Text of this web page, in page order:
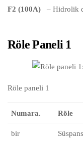
F2 (100A) – Hidrolik
Röle Paneli 1
Röle paneli 1
Numara. Röle
bir